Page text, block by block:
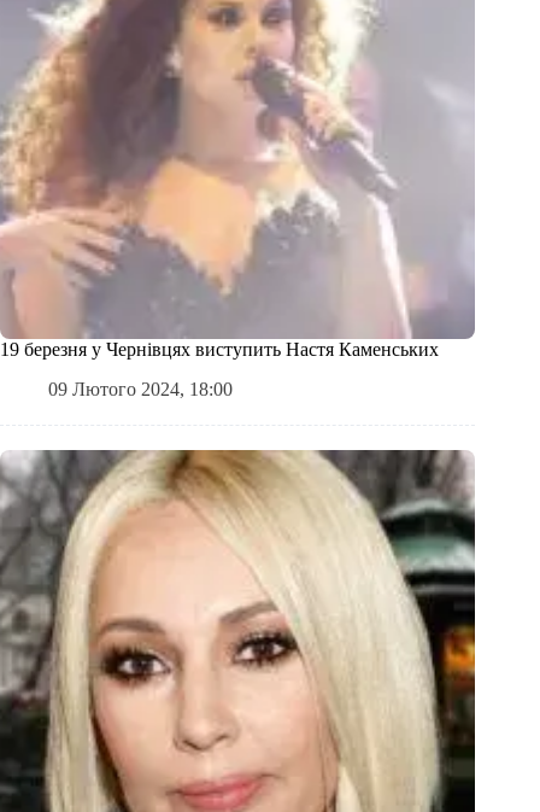
19 березня у Чернівцях виступить Настя Каменських
09 Лютого 2024, 18:00